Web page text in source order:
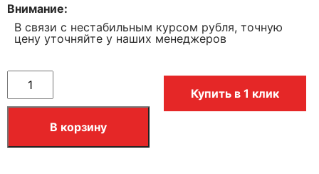
Внимание
В связи с нестабильным курсом рубля, точную
цену уточняйте у наших менеджеров
В корзину
Купить в 1 клик